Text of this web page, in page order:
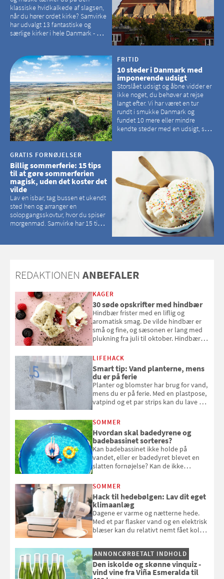
klassiske hvidkalkede af slagsen,
når du hører ordet kirke? Samvirke
har udvalgt 13 fantastiske og
særlige kirker i hele Danmark - og
hvilke kirker, der er en omvej værd
FRITID
10 steder i Danmark med
imponerende udsigt
Storslået udsigt og åbne vidder er
ikke noget, du behøver at rejse
langt efter. Vi har været en tur
rundt i smukke Danmark og
fundet 10 mere eller mindre
kendte steder med en udsigt, som
GRATIS FORNØJELSER
Billig sommerferie: 15 tips
til at gøre sommerferien
magisk, uden det koster det
vilde
Lav en isbar, tag bussen et ukendt
sted hen og arranger en
solopgangsskovtur, hvor du spiser
morgenmad. Samvirke har 15 tips
REDAKTIONEN ANBEFALER
KAGER
30 søde opskrifter med hindbær
Hindbær frister med en liflig og
aromatisk smag. De vilde hindbær er
små og fine, og sæsonen er lang med
plukning fra juli til oktober. Hindbær
kan bruge dine hindbær i alt fra
bagværk og salater til is og syltning.
LIFEHACK
Smart tip: Vand planterne, mens
du er på ferie
Planter og blomster har brug for vand,
mens du er på ferie. Med en plastpose,
vatpind og et par strips kan du lave dit
at bede naboen om at vande eller
komme hjem til døde planter
SOMMER
Hvordan skal badedyrene og
badebassinet sorteres?
Kan badebassinet ikke holde på
vandet, eller er badedyret blevet en
slatten fornøjelse? Kan de ikke
opmærksom, når du smider
badebassinet eller et badedyr ud
SOMMER
Hack til hedebølgen: Lav dit eget
klimaanlæg
Dagene er varme og nætterne hede.
Med et par flasker vand og en elektrisk
blæser kan du relativt nemt fået koldt
og se, hvordan du gør
ANNONCØRBETALT INDHOLD
Den iskolde og skønne vinquiz -
vind vine fra Viña Esmeralda til